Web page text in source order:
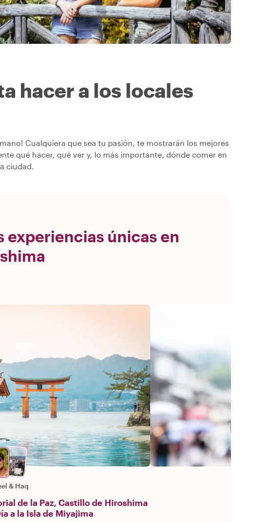
hacer a los locales
Cualquiera que sea tu pasión, te mostrarán los mejores
qué hacer, qué ver y, lo más importante, dónde comer en
ciudad.
experiencias únicas en
& Haq
de la Paz, Castillo de Hiroshima
a la Isla de Miyajima